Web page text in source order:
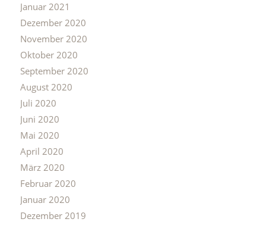
Januar 2021
Dezember 2020
November 2020
Oktober 2020
September 2020
August 2020
Juli 2020
Juni 2020
Mai 2020
April 2020
März 2020
Februar 2020
Januar 2020
Dezember 2019